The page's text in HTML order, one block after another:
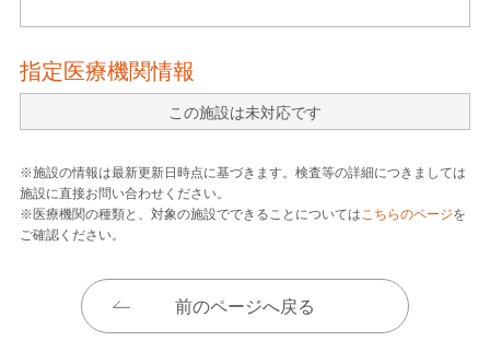
指定医療機関情報
この施設は未対応です
※施設の情報は最新更新日時点に基づきます。検査等の詳細につきましては
施設に直接お問い合わせください。
※医療機関の種類と、対象の施設でできることについてはこちらのページを
ご確認ください。
前のページへ戻る